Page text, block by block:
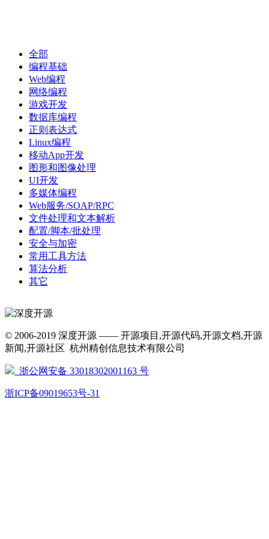
项
文
库
问
答
经
验讯
全部
编程基础
Web编程
网络编程
游戏开发
数据库编程
正则表达式
Linux编程
移动App开发
图形和图像处理
UI开发
多媒体编程
Web服务/SOAP/RPC
文件处理和文本解析
配置/脚本/批处理
安全与加密
常用工具方法
算法分析
其它
© 2006-2019 深度开源 —— 开源项目,开源代码,开源文档,开源
新闻,开源社区 杭州精创信息技术有限公司
浙公网安备 33018302001163 号
浙ICP备09019653号-31